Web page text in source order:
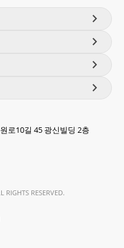
chevron_right
chevron_right
chevron_right
chevron_right
로10길 45 광신빌딩 2층
RESERVED.